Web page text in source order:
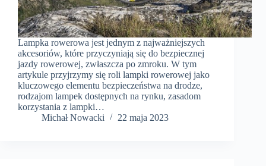
Lampka rowerowa jest jednym z najważniejszych
akcesoriów, które przyczyniają się do bezpiecznej
jazdy rowerowej, zwłaszcza po zmroku. W tym
artykule przyjrzymy się roli lampki rowerowej jako
kluczowego elementu bezpieczeństwa na drodze,
rodzajom lampek dostępnych na rynku, zasadom
korzystania z lampki…
​Michał Nowacki
22 maja 2023